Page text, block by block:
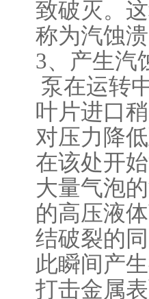
致破灭。
称为汽蚀
3、产生汽
泵在运转
叶片进口
对压力降
在该处开
大量气泡
的高压液
结破裂的
此瞬间产
打击金属